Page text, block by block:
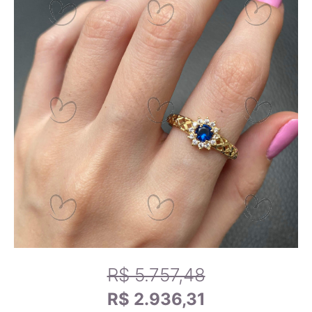
Zircônias
14,9mm 7
15,2mm 8
15,6mm
15,9mm 10
16,2mm 11
16,5mm 12
Calibrando sua tela
Passo 1
- Se você estiver utilizando um celular, por-favor,
deite-o para melhor funcionamento da ferramenta.
- Arraste o canto do cartão de crédito abaixo até
que fique do mesmo tamanho que o seu cartão.
Passo 3- Use um anel que se adapte a você e compare-o
com os tamanhos dos anéis na tela para encontrar o tamanho
R$ 5.757,48
R$ 2.936,31